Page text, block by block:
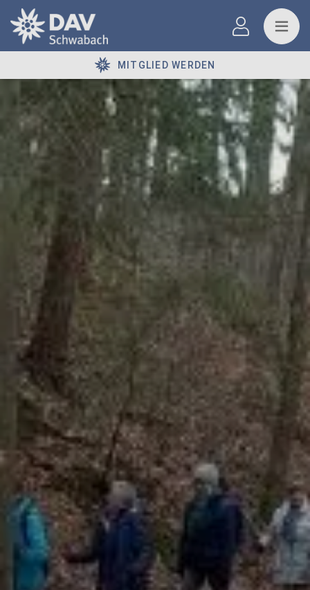
MITGLIED WERDEN
© DAV Schwabach, Ortsgruppe Schwanstetten